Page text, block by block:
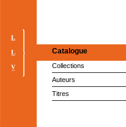
Catalogue
Collections
Auteurs
Titres